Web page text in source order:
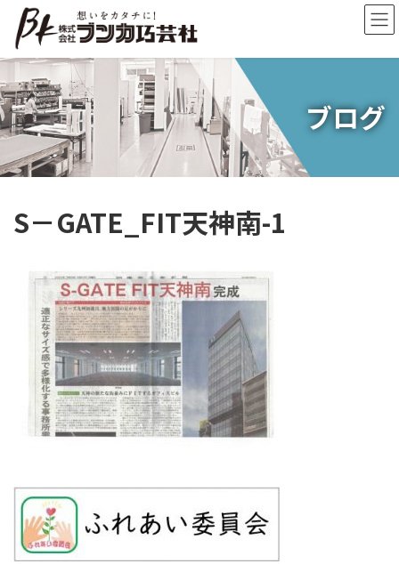
ン
ツ
へ
ス
キ
ッ
プ
ー
シ
ョ
ン
に
移
動
ブログ
S－GATE_FIT天神南-1